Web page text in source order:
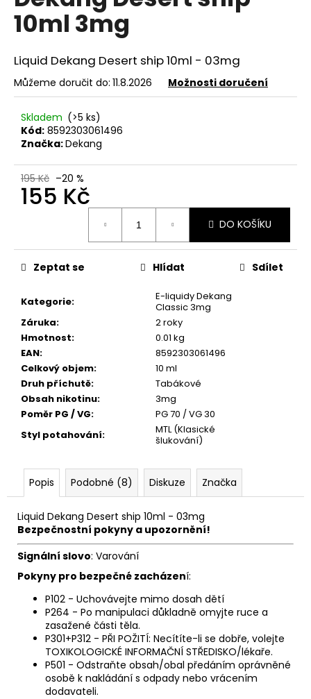
0,0
hvězdiček.
10ml 3mg
Liquid Dekang Desert ship 10ml - 03mg
Můžeme doručit do: 11.8.2026 Možnosti doručení
Skladem (>5 ks)
Kód: 8592303061496
Značka:Dekang
195 Kč –20 %
155 Kč
DO KOŠÍKU
Kategorie:
E-liquidy Dekang
Classic 3mg
Záruka:
2 roky
Hmotnost:
0.01 kg
EAN:
8592303061496
Celkový objem:
10 ml
Druh příchutě:
Tabákové
Obsah nikotinu:
3mg
Poměr PG / VG:
PG 70 / VG 30
Styl potahování:
MTL (Klasické
šlukování)
Zeptat se Hlídat Sdílet
Popis Podobné (8) Diskuze Značka
Liquid Dekang Desert ship 10ml - 03mg
Bezpečnostní pokyny a upozornění!
Signální slovo: Varování
Pokyny pro bezpečné zacházení:
P102 - Uchovávejte mimo dosah dětí
P264 - Po manipulaci důkladně omyjte ruce a
zasažené části těla.
P301+P312 - PŘI POŽITÍ: Necítíte-li se dobře, volejte
TOXIKOLOGICKÉ INFORMAČNÍ STŘEDISKO/lékaře.
P501 - Odstraňte obsah/obal předáním oprávněné
osobě k nakládání s odpady nebo vrácením
dodavateli.
a
j
í
t
?
p
o
u
u
e
m
e
ELF
BAR
SALT
LIQUID
-
STRAWBERRY
KIWI
-
10ML
-
10MG
Původně:
245